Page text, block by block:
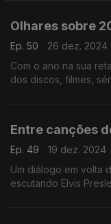
Olhares sobre
Ep. 50
26 dez. 2024
Com o ano na sua
dos discos, filmes,
Entre canções
Ep. 49
19 dez. 2024
Um diálogo em volta
escutando Elvis